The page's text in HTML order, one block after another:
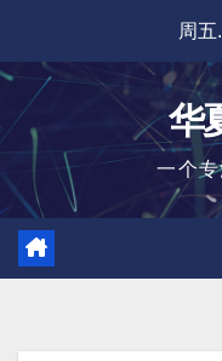
容
周
华
一个